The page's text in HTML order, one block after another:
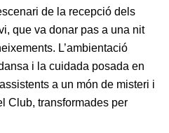
de la recepció dels
que va donar pas a una nit
L’ambientació
i la cuidada posada en
a un món de misteri i
Club, transformades per